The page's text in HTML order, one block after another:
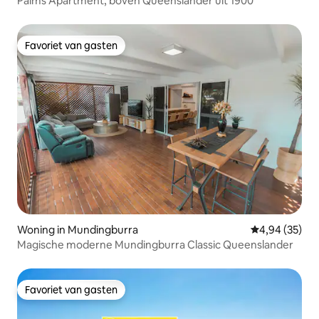
Favoriet van gasten
Favoriet van gasten
Woning in Mundingburra Gemiddelde
4,94 (35)
Magische moderne Mundingburra Classic Queenslander
Favoriet van gasten
Favoriet van gasten